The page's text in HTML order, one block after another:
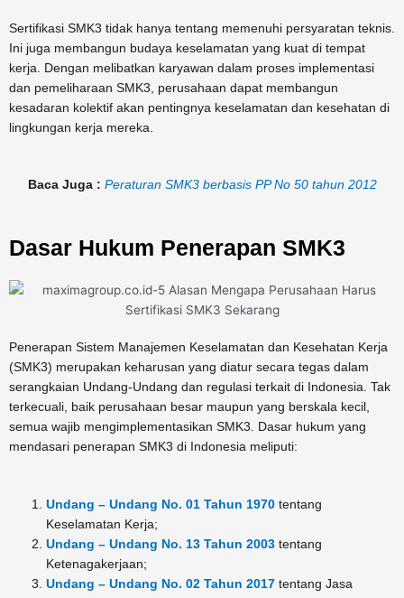
Sertifikasi SMK3 tidak hanya tentang memenuhi persyaratan teknis.
Ini juga membangun budaya keselamatan yang kuat di tempat
kerja. Dengan melibatkan karyawan dalam proses implementasi
dan pemeliharaan SMK3, perusahaan dapat membangun
kesadaran kolektif akan pentingnya keselamatan dan kesehatan di
lingkungan kerja mereka.
Baca Juga : Peraturan SMK3 berbasis PP No 50 tahun 2012
Dasar Hukum Penerapan SMK3
Penerapan Sistem Manajemen Keselamatan dan Kesehatan Kerja
(SMK3) merupakan keharusan yang diatur secara tegas dalam
serangkaian Undang-Undang dan regulasi terkait di Indonesia. Tak
terkecuali, baik perusahaan besar maupun yang berskala kecil,
semua wajib mengimplementasikan SMK3. Dasar hukum yang
mendasari penerapan SMK3 di Indonesia meliputi:
Undang – Undang No. 01 Tahun 1970 tentang
Keselamatan Kerja;
Undang – Undang No. 13 Tahun 2003 tentang
Ketenagakerjaan;
Undang – Undang No. 02 Tahun 2017 tentang Jasa